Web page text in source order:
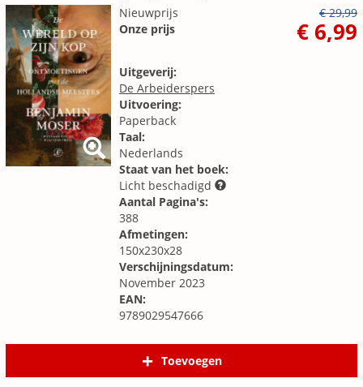
Nieuwprijs
€ 29,99
Onze prijs
€ 6,99
Uitgeverij:
De Arbeiderspers
Uitvoering:
Paperback
Taal:
Nederlands
Staat van het boek:
Licht beschadigd
Aantal Pagina's:
388
Afmetingen:
150x230x28
Verschijningsdatum:
November 2023
EAN:
9789029547666
Toevoegen